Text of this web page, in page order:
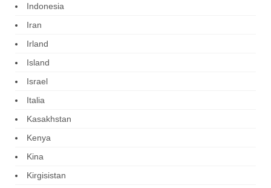
Indonesia
Iran
Irland
Island
Israel
Italia
Kasakhstan
Kenya
Kina
Kirgisistan